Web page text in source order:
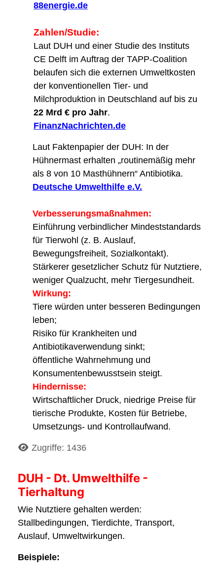
88energie.de
Zahlen/Studie:
Laut DUH und einer Studie des Instituts
CE Delft im Auftrag der TAPP-Coalition
belaufen sich die externen Umweltkosten
der konventionellen Tier- und
Milchproduktion in Deutschland auf bis zu
22 Mrd € pro Jahr.
FinanzNachrichten.de
Laut Faktenpapier der DUH: In der
Hühnermast erhalten „routinemäßig mehr
als 8 von 10 Masthühnern“ Antibiotika.
Deutsche Umwelthilfe e.V.
Verbesserungsmaßnahmen:
Einführung verbindlicher Mindeststandards
für Tierwohl (z. B. Auslauf,
Bewegungsfreiheit, Sozialkontakt).
Stärkerer gesetzlicher Schutz für Nutztiere,
weniger Qualzucht, mehr Tiergesundheit.
Wirkung:
Tiere würden unter besseren Bedingungen
leben;
Risiko für Krankheiten und
Antibiotikaverwendung sinkt;
öffentliche Wahrnehmung und
Konsumentenbewusstsein steigt.
Hindernisse:
Wirtschaftlicher Druck, niedrige Preise für
tierische Produkte, Kosten für Betriebe,
Umsetzungs- und Kontrollaufwand.
DetailsZugriffe: 1436
DUH - Dt. Umwelthilfe -
Tierhaltung
Wie Nutztiere gehalten werden:
Stallbedingungen, Tierdichte, Transport,
Auslauf, Umweltwirkungen.
Beispiele: